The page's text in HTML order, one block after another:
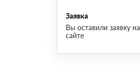
Заявка
Вы оставили заявку на
сайте